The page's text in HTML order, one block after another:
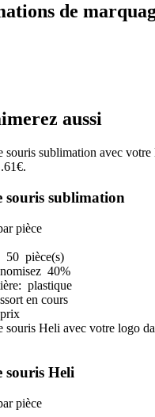
de
aussi
souris sublimation
pièce
50 pièce(s)
40%
plastique
en cours
souris Heli
pièce